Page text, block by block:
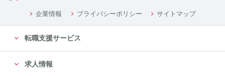
企業情報 プライバシーポリシー サイトマップ
転職支援サービス
求人情報